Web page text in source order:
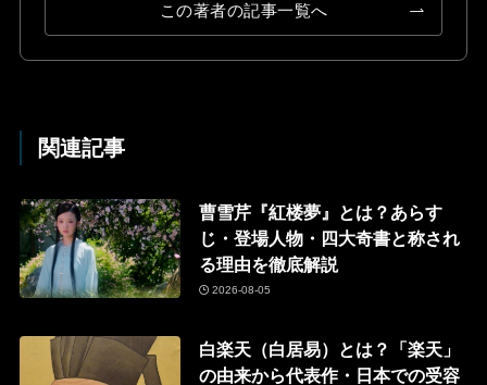
この著者の記事一覧へ
関連記事
曹雪芹『紅楼夢』とは？あらす
じ・登場人物・四大奇書と称され
る理由を徹底解説
2026-08-05
白楽天（白居易）とは？「楽天」
の由来から代表作・日本での受容